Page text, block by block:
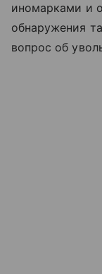
иномарками и
обнаружения
вопрос об